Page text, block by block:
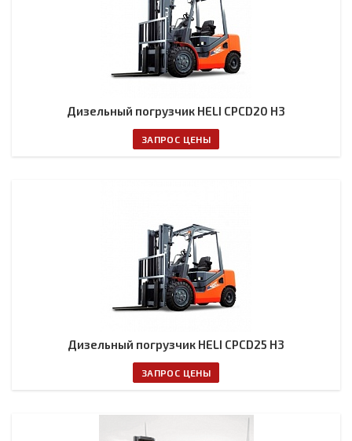
Дизельный погрузчик HELI CPCD20 H3
ЗАПРОС ЦЕНЫ
Дизельный погрузчик HELI CPCD25 H3
ЗАПРОС ЦЕНЫ